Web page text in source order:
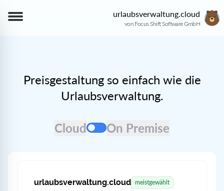
urlaubsverwaltung.cloud
von Focus Shift Software GmbH
PreisPreisgestaltung so einfach wie die
Urlaubsverwaltung.
On Premise
Cloud On Premise
urlaubsverwaltung.cloud meistgewählt